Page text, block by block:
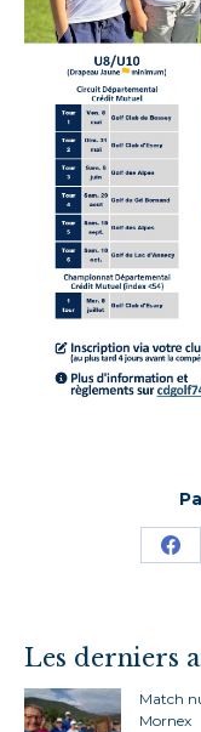
Les derniers
Match
Mornex